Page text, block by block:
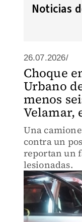
Noticias
26.07.2026/
Choque
Urbano
menos
Velamar,
Una
contra un
reportan un
lesionadas.